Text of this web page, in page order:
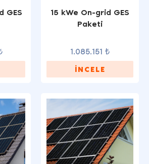
GES
15 kWe On-grid GES
Paketi
1.085.151 ₺
İNCELE